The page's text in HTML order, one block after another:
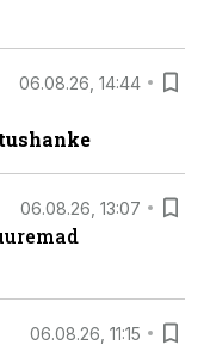
06.08.26, 14:44
06.08.26, 13:07
06.08.26, 11:15